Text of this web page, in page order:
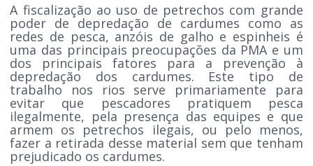
A fiscalização ao uso de petrechos com grande
poder de depredação de cardumes como as
redes de pesca, anzóis de galho e espinheis é
uma das principais preocupações da PMA e um
dos principais fatores para a prevenção à
depredação dos cardumes. Este tipo de
trabalho nos rios serve primariamente para
evitar que pescadores pratiquem pesca
ilegalmente, pela presença das equipes e que
armem os petrechos ilegais, ou pelo menos,
fazer a retirada desse material sem que tenham
prejudicado os cardumes.